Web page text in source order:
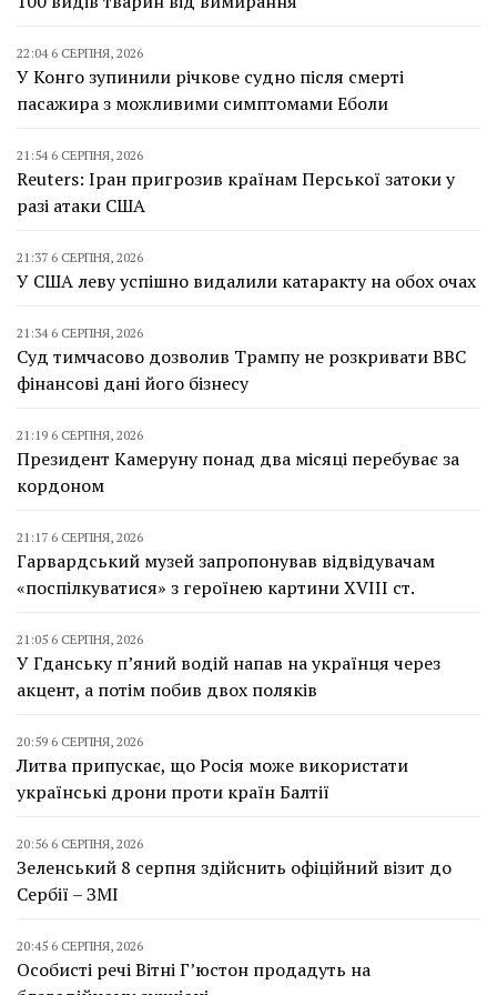
22:04 6 СЕРПНЯ, 2026
У Конго зупинили річкове судно після смерті
пасажира з можливими симптомами Еболи
21:54 6 СЕРПНЯ, 2026
Reuters: Іран пригрозив країнам Перської затоки у
разі атаки США
21:37 6 СЕРПНЯ, 2026
У США леву успішно видалили катаракту на обох очах
21:34 6 СЕРПНЯ, 2026
Суд тимчасово дозволив Трампу не розкривати BBC
фінансові дані його бізнесу
21:19 6 СЕРПНЯ, 2026
Президент Камеруну понад два місяці перебуває за
кордоном
21:17 6 СЕРПНЯ, 2026
Гарвардський музей запропонував відвідувачам
«поспілкуватися» з героїнею картини XVIII ст.
21:05 6 СЕРПНЯ, 2026
У Гданську п’яний водій напав на українця через
акцент, а потім побив двох поляків
20:59 6 СЕРПНЯ, 2026
Литва припускає, що Росія може використати
українські дрони проти країн Балтії
20:56 6 СЕРПНЯ, 2026
Зеленський 8 серпня здійснить офіційний візит до
Сербії – ЗМІ
20:45 6 СЕРПНЯ, 2026
Особисті речі Вітні Г’юстон продадуть на